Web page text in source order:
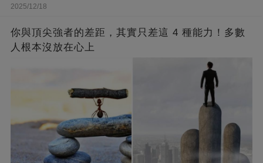
2025/12/18
你與頂尖強者的差距，其實只差這 4 種能力！多數
人根本沒放在心上